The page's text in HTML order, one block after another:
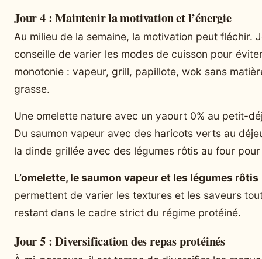
Jour 4 : Maintenir la motivation et l’énergie
Au milieu de la semaine, la motivation peut fléchir.
conseille de varier les modes de cuisson pour
monotonie : vapeur, grill, papillote, wok sans
grasse.
Une omelette nature avec un yaourt 0% au petit-
Du saumon vapeur avec des haricots verts au
la dinde grillée avec des légumes rôtis au four
L’omelette, le saumon vapeur et les légumes rôtis
permettent de varier les textures et les saveurs
restant dans le cadre strict du régime protéiné.
Jour 5 : Diversification des repas protéinés